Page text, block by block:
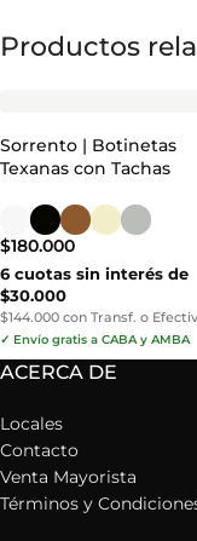
Productos
Sorrento | Botinetas
Texanas con Tachas
$180.000
6 cuotas sin interés de
$30.000
$144.000 con Transf. o
✓ Envío gratis a CABA y AMBA
ACERCA DE
Locales
Contacto
Venta Mayorista
Términos y